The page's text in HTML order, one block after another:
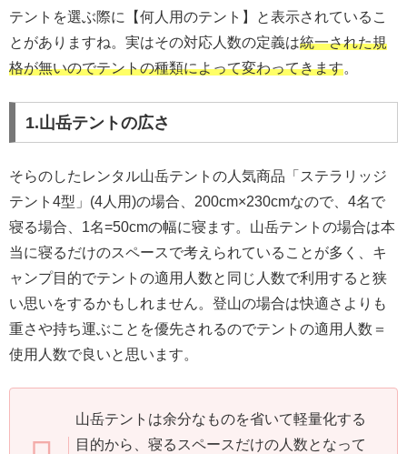
テントを選ぶ際に【何人用のテント】と表示されているこ
とがありますね。実はその対応人数の定義は統一された規
格が無いのでテントの種類によって変わってきます。
1.山岳テントの広さ
そらのしたレンタル山岳テントの人気商品「ステラリッジ
テント4型」(4人用)の場合、200cm×230cmなので、4名で
寝る場合、1名=50cmの幅に寝ます。山岳テントの場合は本
当に寝るだけのスペースで考えられていることが多く、キ
ャンプ目的でテントの適用人数と同じ人数で利用すると狭
い思いをするかもしれません。登山の場合は快適さよりも
重さや持ち運ぶことを優先されるのでテントの適用人数＝
使用人数で良いと思います。
山岳テントは余分なものを省いて軽量化する
目的から、寝るスペースだけの人数となって